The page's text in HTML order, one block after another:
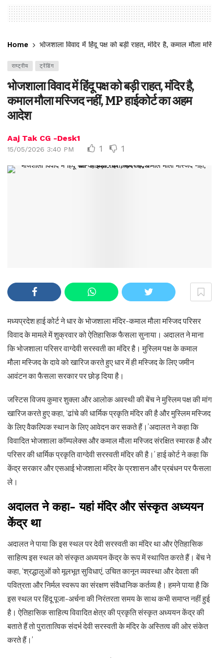
Home भोजशाला विवाद में हिंदू पक्ष को बड़ी राहत, मंदिर है, कमाल मौला
राष्ट्रीय ट्रेंडिंग
भोजशाला विवाद में हिंदू पक्ष को बड़ी राहत, मंदिर है,
कमाल मौला मस्जिद नहीं, MP हाईकोर्ट का अहम
आदेश
Aaj Tak CG -Desk1
15/05/2026 3:40 PM 1 1
मध्यप्रदेश हाई कोर्ट ने धार के भोजशाला मंदिर-कमाल मौला मस्जिद परिसर
विवाद के मामले में शुक्रवार को ऐतिहासिक फैसला सुनाया। अदालत ने माना
कि भोजशाला परिसर वाग्देवी सरस्वती का मंदिर है। मुस्लिम पक्ष के कमाल
मौला मस्जिद के दावे को खारिज करते हुए धार में ही मस्जिद के लिए जमीन
आवंटन का फैसला सरकार पर छोड़ दिया है।
जस्टिस विजय कुमार शुक्ला और आलोक अवस्थी की बेंच ने मुस्लिम पक्ष की मांग
खारिज करते हुए कहा, ‘ढांचे की धार्मिक प्रकृति मंदिर की है और मुस्लिम मस्जिद
के लिए वैकल्पिक स्थान के लिए आवेदन कर सकते हैं।’अदालत ने कहा कि
विवादित भोजशाला कॉम्पलेक्स और कमाल मौला मस्जिद संरक्षित स्मारक है और
परिसर की धार्मिक प्रकृति वाग्देवी सरस्वती मंदिर की है।’ हाई कोर्ट ने कहा कि
केंद्र सरकार और एसआई भोजशाला मंदिर के प्रशासन और प्रबंधन पर फैसला
ले।
अदालत ने कहा- यहां मंदिर और संस्कृत अध्ययन
केंद्र था
अदालत ने पाया कि इस स्थल पर देवी सरस्वती का मंदिर था और ऐतिहासिक
साहित्य इस स्थल को संस्कृत अध्ययन केंद्र के रूप में स्थापित करते हैं। बेंच ने
कहा, ‘श्रद्धालुओं को मूलभूत सुविधाएं, उचित कानून व्यवस्था और देवता की
पवित्रता और निर्मल स्वरूप का संरक्षण संवैधानिक कर्तव्य है। हमने पाया है कि
इस स्थल पर हिंदू पूजा-अर्चना की निरंतरता समय के साथ कभी समाप्त नहीं हुई
है। ऐतिहासिक साहित्य विवादित क्षेत्र की प्रकृति संस्कृत अध्ययन केंद्र की
बताते हैं तो पुरातात्विक संदर्भ देवी सरस्वती के मंदिर के अस्तित्व की ओर संकेत
करते हैं।’